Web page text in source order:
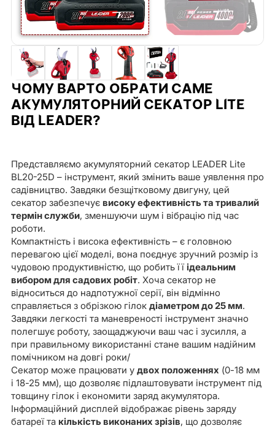
ЧОМУ ВАРТО ОБРАТИ САМЕ
АКУМУЛЯТОРНИЙ СЕКАТОР LITE
ВІД LEADER?
Представляємо акумуляторний секатор LEADER Lite
BL20-25D – інструмент, який змінить ваше уявлення про
садівництво. Завдяки безщітковому двигуну, цей
секатор забезпечує високу ефективність та тривалий
термін служби, зменшуючи шум і вібрацію під час
роботи.
Компактність і висока ефективність – є головною
перевагою цієї моделі, вона поєднує зручний розмір із
чудовою продуктивністю, що робить її ідеальним
вибором для садових робіт. Хоча секатор не
відноситься до надпотужної серії, він відмінно
справляється з обрізкою гілок діаметром до 25 мм.
Завдяки легкості та маневреності інструмент значно
полегшує роботу, заощаджуючи ваш час і зусилля, а
при правильному використанні стане вашим надійним
помічником на довгі роки/
Cекатор може працювати у двох положеннях (0-18 мм
і 18-25 мм), що дозволяє підлаштовувати інструмент під
товщину гілок і економити заряд акумулятора.
Інформаційний дисплей відображає рівень заряду
батареї та кількість виконаних зрізів, що дозволяє